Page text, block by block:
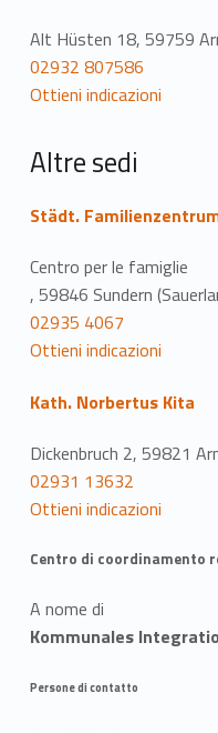
i
z
i
o
n
Alt Hüsten 18, 59759
02932 807586
Ottieni indicazioni
Altre sedi
Städt.
Centro per le famiglie
, 59846 Sundern
02935 4067
Ottieni indicazioni
Kath. Norbertus Kita
Dickenbruch 2, 59821
02931 13632
Ottieni indicazioni
Centro di coordinamento
A nome di
Kommunales
Persone di contatto